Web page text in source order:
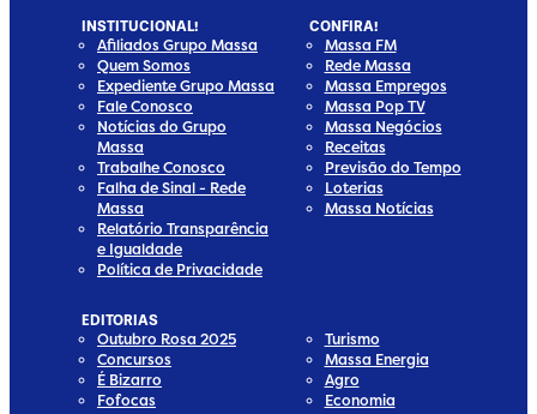
INSTITUCIONAL!
Afiliados Grupo Massa
Quem Somos
Expediente Grupo Massa
Fale Conosco
Notícias do Grupo
Massa
Trabalhe Conosco
Falha de Sinal - Rede
Massa
Relatório Transparência
e Igualdade
Política de Privacidade
CONFIRA!
Massa FM
Rede Massa
Massa Empregos
Massa Pop TV
Massa Negócios
Receitas
Previsão do Tempo
Loterias
Massa Notícias
EDITORIAS
Outubro Rosa 2025
Concursos
É Bizarro
Fofocas
Turismo
Massa Energia
Agro
Economia